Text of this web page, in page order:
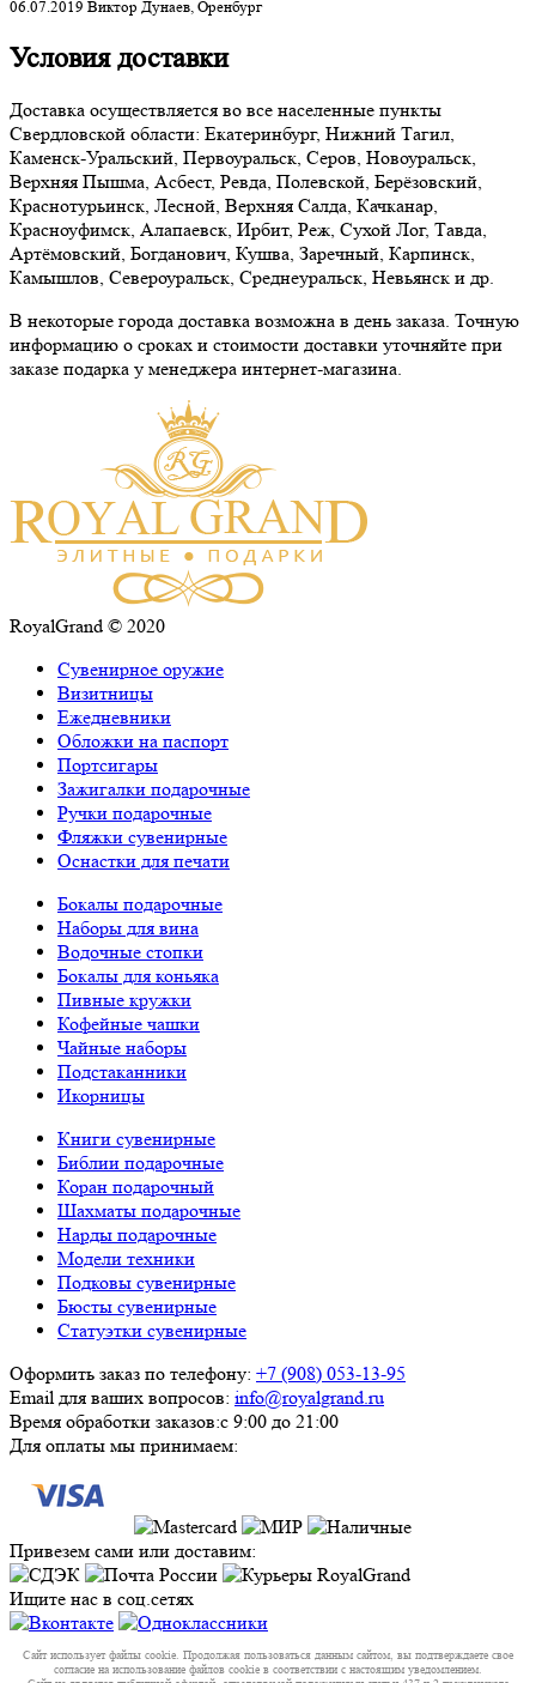
06.07.2019 Виктор Дунаев, Оренбург
Условия доставки
Доставка осуществляется во все населенные пункты
Свердловской области: Екатеринбург, Нижний Тагил,
Каменск-Уральский, Первоуральск, Серов, Новоуральск,
Верхняя Пышма, Асбест, Ревда, Полевской, Берёзовский,
Краснотурьинск, Лесной, Верхняя Салда, Качканар,
Красноуфимск, Алапаевск, Ирбит, Реж, Сухой Лог, Тавда,
Артёмовский, Богданович, Кушва, Заречный, Карпинск,
Камышлов, Североуральск, Среднеуральск, Невьянск и др.
В некоторые города доставка возможна в день заказа. Точную
информацию о сроках и стоимости доставки уточняйте при
заказе подарка у менеджера интернет-магазина.
RoyalGrand © 2020
Сувенирное оружие
Визитницы
Ежедневники
Обложки на паспорт
Портсигары
Зажигалки подарочные
Ручки подарочные
Фляжки сувенирные
Оснастки для печати
Бокалы подарочные
Наборы для вина
Водочные стопки
Бокалы для коньяка
Пивные кружки
Кофейные чашки
Чайные наборы
Подстаканники
Икорницы
Книги сувенирные
Библии подарочные
Коран подарочный
Шахматы подарочные
Нарды подарочные
Модели техники
Подковы сувенирные
Бюсты сувенирные
Статуэтки сувенирные
Оформить заказ по телефону: +7 (908) 053-13-95
Email для ваших вопросов: info@royalgrand.ru
Время обработки заказов:с 9:00 до 21:00
Для оплаты мы принимаем:
Привезем сами или доставим:
Ищите нас в соц.сетях
Сайт использует файлы cookie. Продолжая пользоваться данным сайтом, вы подтверждаете свое
согласие на использование файлов cookie в соответствии с настоящим уведомлением.